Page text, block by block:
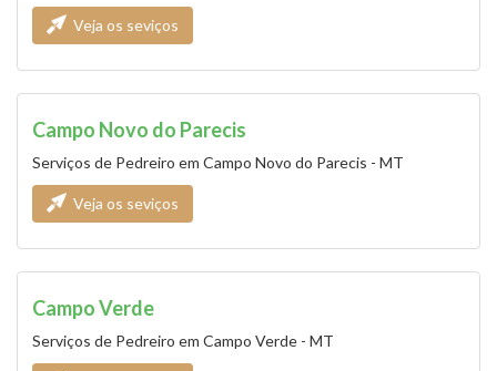
Veja os seviços
Campo Novo do Parecis
Serviços de Pedreiro em Campo Novo do Parecis - MT
Veja os seviços
Campo Verde
Serviços de Pedreiro em Campo Verde - MT